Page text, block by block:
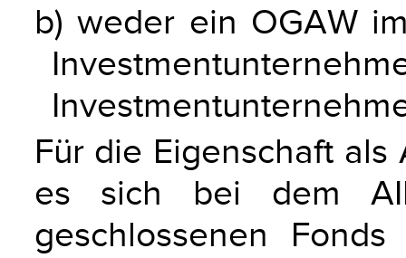
b) weder ein OGAW
Für die Eigenschaft
es sich bei dem
geschlossenen